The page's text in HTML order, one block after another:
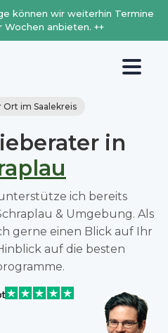
können wir weiterhin Termine
anbieten. ++
Ort im Saalekreis
in
ich bereits
& Umgebung. Als
gerne einen Blick auf Ihr
auf die besten